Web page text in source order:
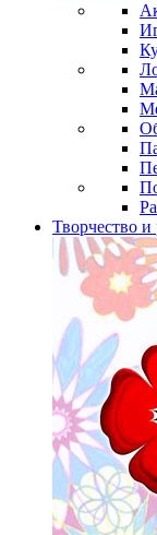
Творчество и